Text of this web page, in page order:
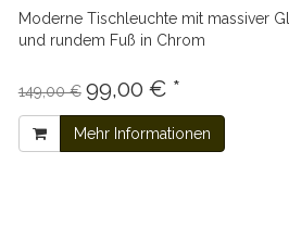
Moderne Tischleuchte mit massiver
und rundem Fuß in Chrom
149,00 € 99,00 € *
Mehr Informationen